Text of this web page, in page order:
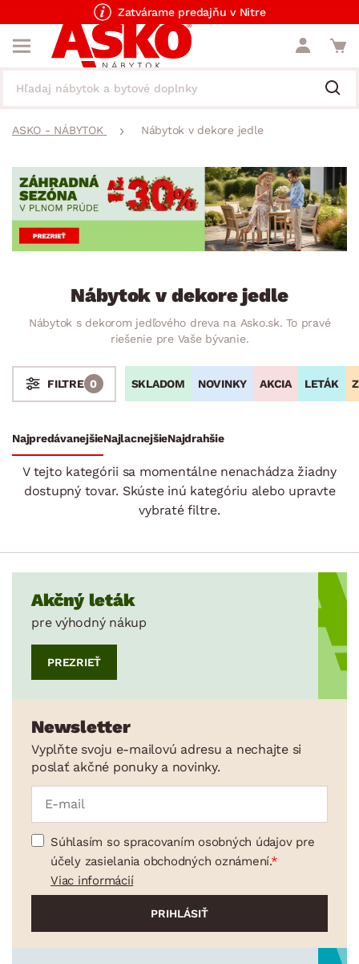
Zatvárame predajňu v Nitre
ASKO - NÁBYTOK Nábytok v dekore jedle
Nábytok v dekore jedle
Nábytok s dekorom jedľového dreva na Asko.sk. To pravé
riešenie pre Vaše bývanie.
SKLADOVOSŤ
SKLADOM NOVINKY AKCIA LETÁK
FILTRE 0
NajpredávanejšieNajlacnejšieNajdrahšie
V tejto kategórii sa momentálne nenachádza žiadny
dostupný tovar. Skúste inú kategóriu alebo upravte
vybraté filtre.
Akčný leták
pre výhodný nákup
PREZRIEŤ
Newsletter
Vyplňte svoju e-mailovú adresu a nechajte si
poslať akčné ponuky a novinky.
Súhlasím so spracovaním osobných údajov pre
účely zasielania obchodných oznámení.
Viac informácií